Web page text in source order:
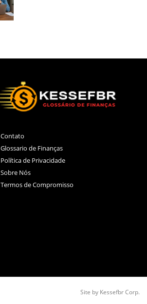
Contato
Glossario de Finanças
Política de Privacidade
Sobre Nós
Termos de Compromisso
Site by Kessefbr Corp.